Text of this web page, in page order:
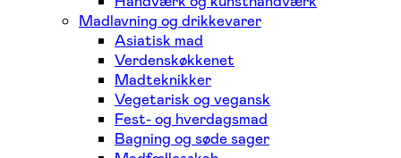
Madlavning og drikkevarer
Asiatisk mad
Verdenskøkkenet
Madteknikker
Vegetarisk og vegansk
Fest- og hverdagsmad
Bagning og søde sager